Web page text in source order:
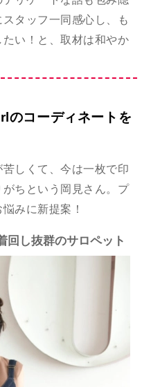
タッフ一同感心し、も
い！と、取材は和やか
コーディネートを
しくて、今は一枚で印
ちという岡見さん。プ
みに新提案！
回し抜群のサロペット